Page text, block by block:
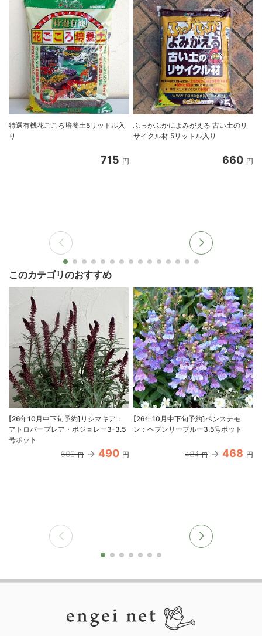
特選有機花ごころ培養土5リットル入
り
715 円
ふっかふかによみがえる 古い土のリ
サイクル材 5リットル入り
660 円
このカテゴリのおすすめ
[26年10月中下旬予約]リシマキア：
アトロパープレア・ボジョレー3-3.5
号ポット
506 円 490 円
[26年10月中下旬予約]ペンステモ
ン：ヘブンリーブルー3.5号ポット
484 円 468 円